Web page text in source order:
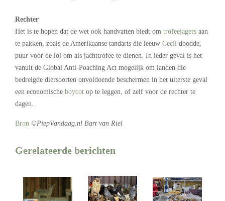
Rechter
Het is te hopen dat de wet ook handvatten biedt om trofeejagers aan
te pakken, zoals de Amerikaanse tandarts die leeuw Cecil doodde,
puur voor de lol om als jachttrofee te dienen. In ieder geval is het
vanuit de Global Anti-Poaching Act mogelijk om landen die
bedreigde diersoorten onvoldoende beschermen in het uiterste geval
een economische boycot op te leggen, of zelf voor de rechter te
dagen.
Bron ©PiepVandaag.nl Bart van Riel
Gerelateerde berichten